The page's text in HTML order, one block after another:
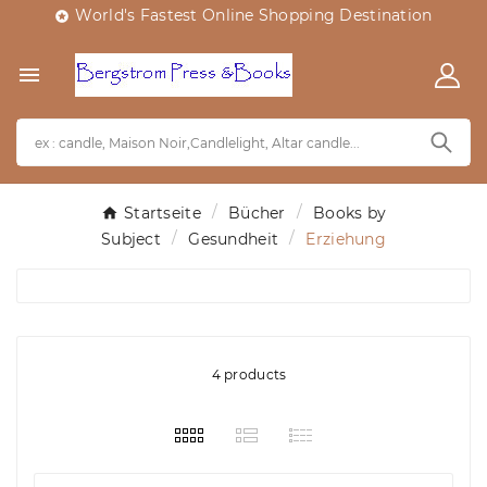
 World's Fastest Online Shopping Destination

Startseite Bücher
Books by
Subject
Gesundheit Erziehung
4 products